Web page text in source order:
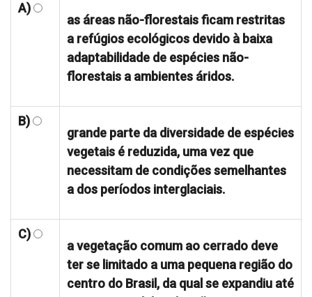
A)
as áreas não-florestais ficam restritas
a refúgios ecológicos devido à baixa
adaptabilidade de espécies não-
florestais a ambientes áridos.
B)
grande parte da diversidade de espécies
vegetais é reduzida, uma vez que
necessitam de condições semelhantes
a dos períodos interglaciais.
C)
a vegetação comum ao cerrado deve
ter se limitado a uma pequena região do
centro do Brasil, da qual se expandiu até